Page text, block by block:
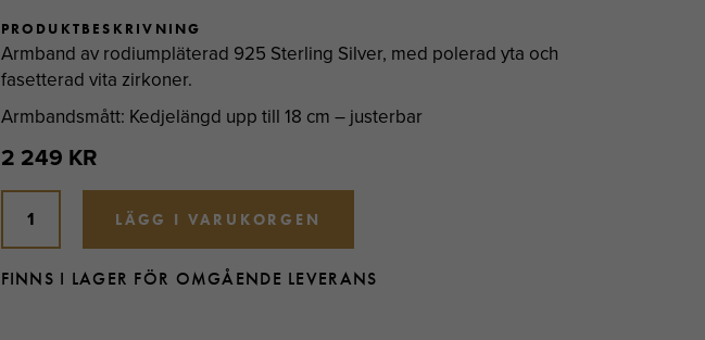
PRODUKTBESKRIVNING
Armband av rodiumpläterad 925 Sterling Silver, med polerad yta och
fasetterad vita zirkoner.
Armbandsmått: Kedjelängd upp till 18 cm – justerbar
2 249 KR
LÄGG I VARUKORGEN
FINNS I LAGER FÖR OMGÅENDE LEVERANS